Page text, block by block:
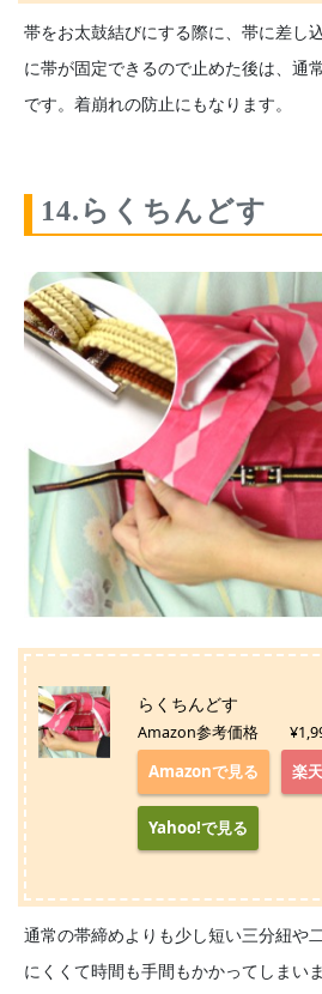
帯をお太鼓結びにする際に、帯に差し
に帯が固定できるので止めた後は、通
です。着崩れの防止にもなります。
14.らくちんどす
らくちんどす
Amazon参考価格
Amazonで見る 楽
Yahoo!で見る
通常の帯締めよりも少し短い三分紐や
にくくて時間も手間もかかってしまい